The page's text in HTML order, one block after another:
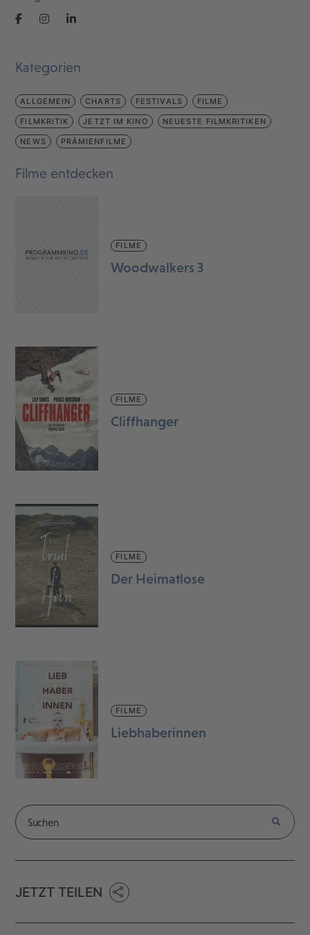
Kategorien
ALLGEMEIN CHARTS FESTIVALS FILME
FILMKRITIK JETZT IM KINO NEUESTE FILMKRITIKEN
NEWS PRÄMIENFILME
Filme entdecken
FILME
Woodwalkers 3
FILME
Cliffhanger
FILME
Der Heimatlose
FILME
Liebhaberinnen
JETZT TEILEN